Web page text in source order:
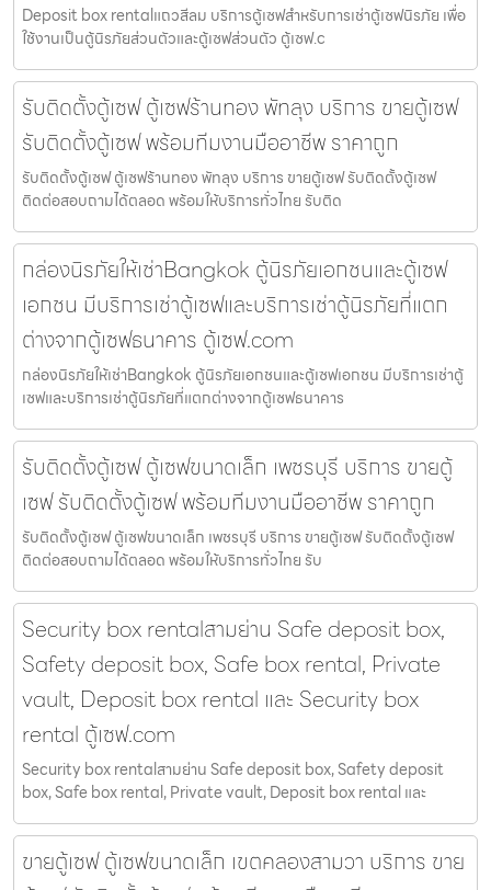
Deposit box rentalแถวสีลม บริการตู้เซฟสำหรับการเช่าตู้เซฟนิรภัย เพื่อ
ใช้งานเป็นตู้นิรภัยส่วนตัวและตู้เซฟส่วนตัว ตู้เซฟ.c
รับติดตั้งตู้เซฟ ตู้เซฟร้านทอง พัทลุง บริการ ขายตู้เซฟ
รับติดตั้งตู้เซฟ พร้อมทีมงานมืออาชีพ ราคาถูก
รับติดตั้งตู้เซฟ ตู้เซฟร้านทอง พัทลุง บริการ ขายตู้เซฟ รับติดตั้งตู้เซฟ
ติดต่อสอบถามได้ตลอด พร้อมให้บริการทั่วไทย รับติด
กล่องนิรภัยให้เช่าBangkok ตู้นิรภัยเอกชนและตู้เซฟ
เอกชน มีบริการเช่าตู้เซฟและบริการเช่าตู้นิรภัยที่แตก
ต่างจากตู้เซฟธนาคาร ตู้เซฟ.com
กล่องนิรภัยให้เช่าBangkok ตู้นิรภัยเอกชนและตู้เซฟเอกชน มีบริการเช่าตู้
เซฟและบริการเช่าตู้นิรภัยที่แตกต่างจากตู้เซฟธนาคาร
รับติดตั้งตู้เซฟ ตู้เซฟขนาดเล็ก เพชรบุรี บริการ ขายตู้
เซฟ รับติดตั้งตู้เซฟ พร้อมทีมงานมืออาชีพ ราคาถูก
รับติดตั้งตู้เซฟ ตู้เซฟขนาดเล็ก เพชรบุรี บริการ ขายตู้เซฟ รับติดตั้งตู้เซฟ
ติดต่อสอบถามได้ตลอด พร้อมให้บริการทั่วไทย รับ
Security box rentalสามย่าน Safe deposit box,
Safety deposit box, Safe box rental, Private
vault, Deposit box rental และ Security box
rental ตู้เซฟ.com
Security box rentalสามย่าน Safe deposit box, Safety deposit
box, Safe box rental, Private vault, Deposit box rental และ
ขายตู้เซฟ ตู้เซฟขนาดเล็ก เขตคลองสามวา บริการ ขาย